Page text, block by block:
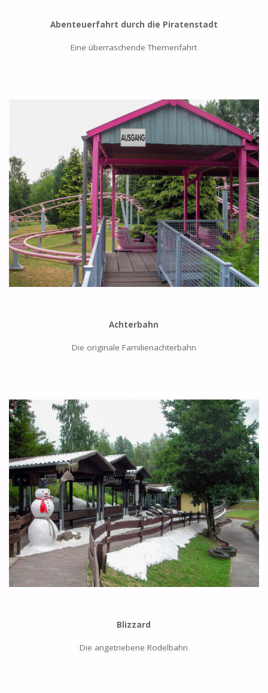
Abenteuerfahrt durch die Piratenstadt
Eine überraschende Themenfahrt
Achterbahn
Die originale Familienachterbahn
Blizzard
Die angetriebene Rodelbahn